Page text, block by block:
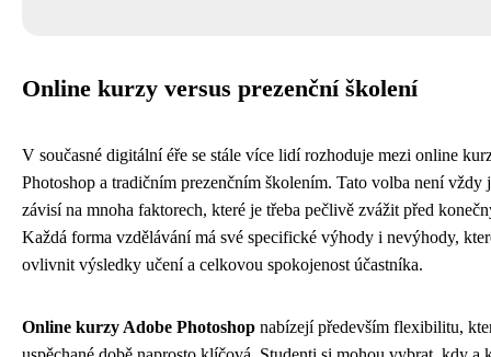
Online kurzy versus prezenční školení
V současné digitální éře se stále více lidí rozhoduje mezi online
Photoshop a tradičním prezenčním školením. Tato volba není vždy
závisí na mnoha faktorech, které je třeba pečlivě zvážit před
Každá forma vzdělávání má své specifické výhody i nevýhody,
ovlivnit výsledky učení a celkovou spokojenost účastníka.
Online kurzy Adobe Photoshop nabízejí především flexibilitu,